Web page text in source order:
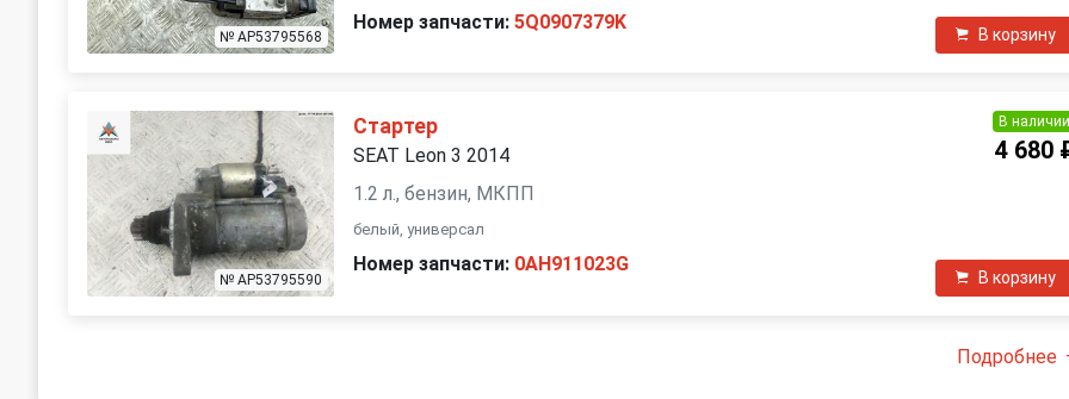
№ AP53795568
Номер запчасти: 5Q0907379K
В корзину
№ AP53795590
Стартер
SEAT Leon 3 2014
1.2 л., бензин, МКПП
белый, универсал
Номер запчасти: 0AH911023G
В
4 680
В корзину
Подробнее